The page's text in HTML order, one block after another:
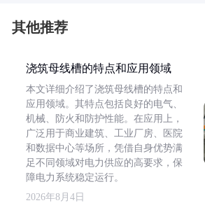
其他推荐
浇筑母线槽的特点和应用领域
本文详细介绍了浇筑母线槽的特点和
应用领域。其特点包括良好的电气、
机械、防火和防护性能。在应用上，
广泛用于商业建筑、工业厂房、医院
和数据中心等场所，凭借自身优势满
足不同领域对电力供应的高要求，保
障电力系统稳定运行。
2026年8月4日